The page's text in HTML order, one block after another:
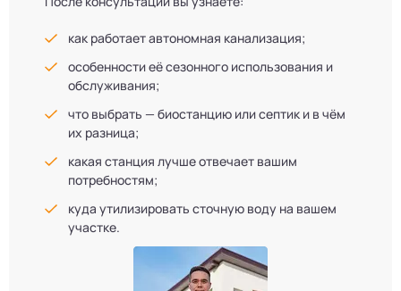
как работает автономная канализация;
особенности её сезонного использования и
обслуживания;
что выбрать — биостанцию или септик и в чём
их разница;
какая станция лучше отвечает вашим
потребностям;
куда утилизировать сточную воду на вашем
участке.